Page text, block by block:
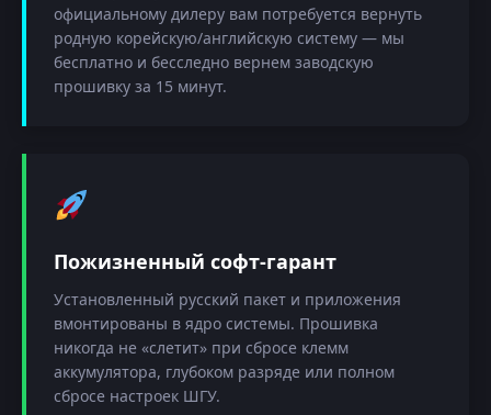
официальному дилеру вам потребуется вернуть
родную корейскую/английскую систему — мы
бесплатно и бесследно вернем заводскую
прошивку за 15 минут.
Пожизненный софт-гарант
Установленный русский пакет и приложения
вмонтированы в ядро системы. Прошивка
никогда не «слетит» при сбросе клемм
аккумулятора, глубоком разряде или полном
сбросе настроек ШГУ.